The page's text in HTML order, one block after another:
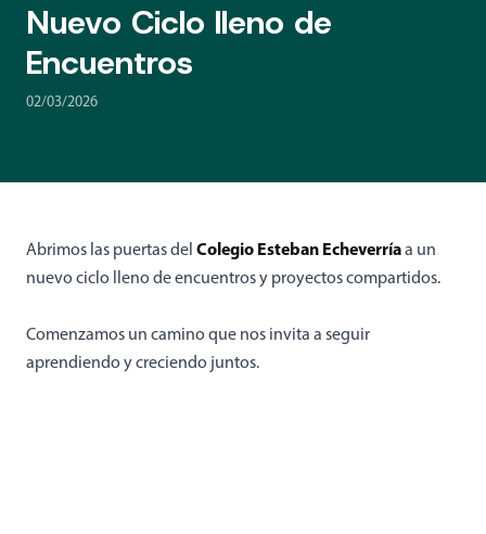
Nuevo Ciclo lleno de
Encuentros
02/03/2026
Abrimos las puertas del Colegio Esteban Echeverríaa un
nuevo ciclo lleno de encuentros y proyectos compartidos.
Comenzamos un camino que nos invita a seguir
aprendiendo y creciendo juntos.